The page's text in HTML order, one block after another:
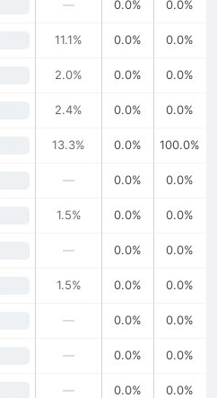
— 0.0% 0.0%
11.1% 0.0% 0.0%
2.0% 0.0% 0.0%
2.4% 0.0% 0.0%
13.3% 0.0% 100.0%
— 0.0% 0.0%
1.5% 0.0% 0.0%
— 0.0% 0.0%
1.5% 0.0% 0.0%
— 0.0% 0.0%
— 0.0% 0.0%
— 0.0% 0.0%